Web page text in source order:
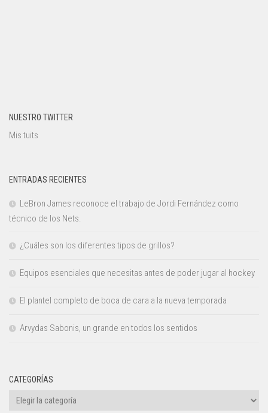
NUESTRO TWITTER
Mis tuits
ENTRADAS RECIENTES
LeBron James reconoce el trabajo de Jordi Fernández como
técnico de los Nets.
¿Cuáles son los diferentes tipos de grillos?
Equipos esenciales que necesitas antes de poder jugar al hockey
El plantel completo de boca de cara a la nueva temporada
Arvydas Sabonis, un grande en todos los sentidos
CATEGORÍAS
Categorías